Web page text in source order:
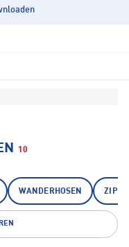
10
WANDERHOSEN ZIP